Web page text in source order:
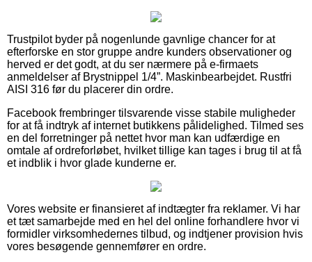
Trustpilot byder på nogenlunde gavnlige chancer for at
efterforske en stor gruppe andre kunders observationer og
herved er det godt, at du ser nærmere på e-firmaets
anmeldelser af Brystnippel 1/4”. Maskinbearbejdet. Rustfri
AISI 316 før du placerer din ordre.
Facebook frembringer tilsvarende visse stabile muligheder
for at få indtryk af internet butikkens pålidelighed. Tilmed ses
en del forretninger på nettet hvor man kan udfærdige en
omtale af ordreforløbet, hvilket tillige kan tages i brug til at få
et indblik i hvor glade kunderne er.
Vores website er finansieret af indtægter fra reklamer. Vi har
et tæt samarbejde med en hel del online forhandlere hvor vi
formidler virksomhedernes tilbud, og indtjener provision hvis
vores besøgende gennemfører en ordre.